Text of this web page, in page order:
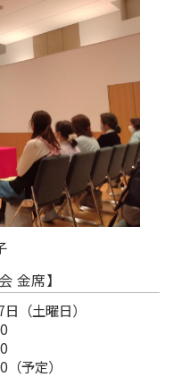
金席】
（土曜日）
予定）